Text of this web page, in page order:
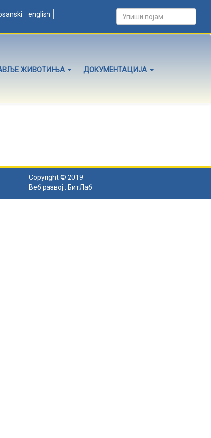
english
ЖИВОТИЊА ДОКУМЕНТАЦИЈА
Copyright © 2019
Веб развој : БитЛаб